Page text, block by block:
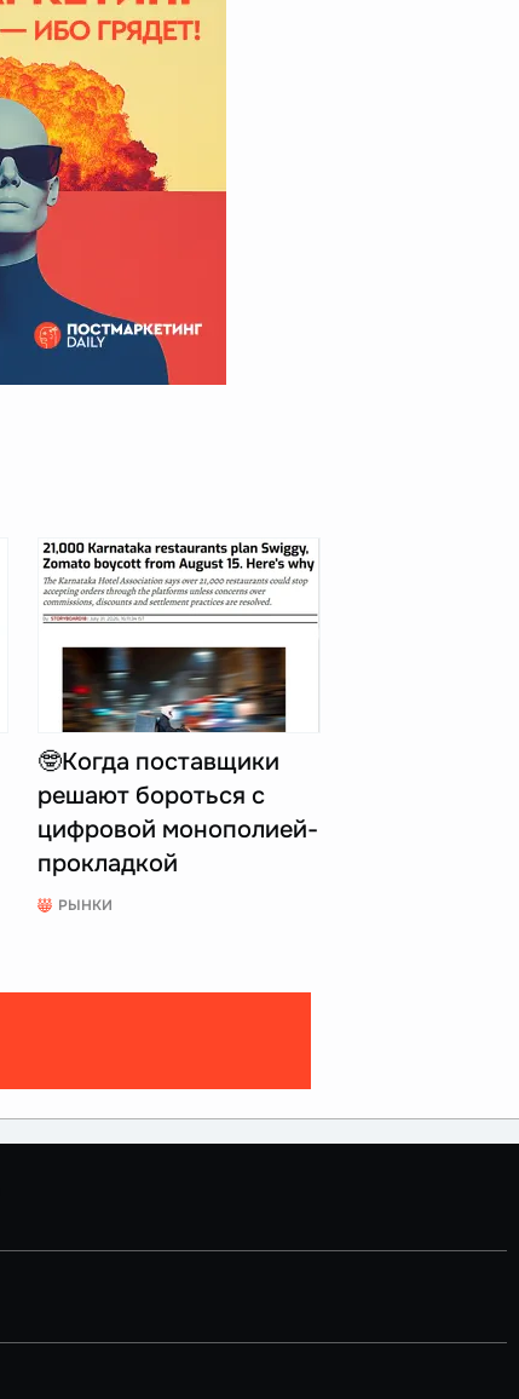
🤓Когда поставщики
решают бороться с
цифровой монополией-
прокладкой
РЫНКИ